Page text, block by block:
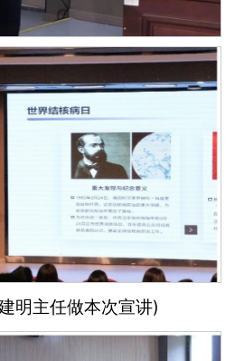
明主任做本次宣讲)